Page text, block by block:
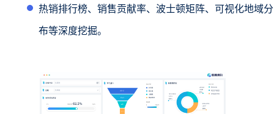
热销排行榜、销售贡献率、波士顿矩阵、可视化地域分
布等深度挖掘。